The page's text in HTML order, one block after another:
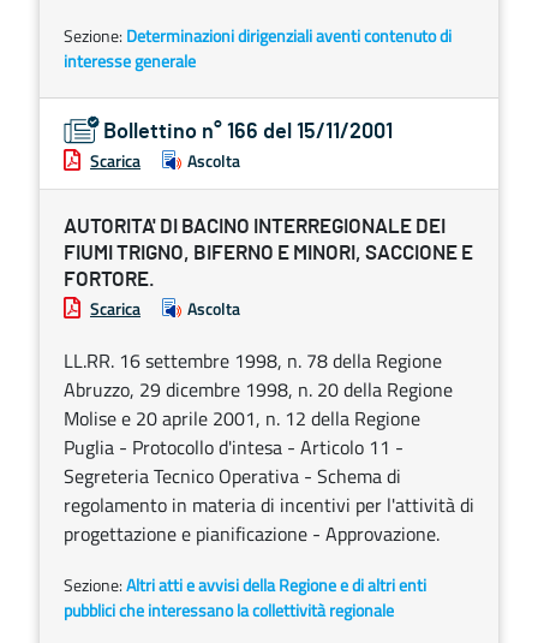
Sezione: Determinazioni dirigenziali aventi contenuto di
interesse generale
Bollettino n° 166 del 15/11/2001
Scarica Ascolta
AUTORITA' DI BACINO INTERREGIONALE DEI
FIUMI TRIGNO, BIFERNO E MINORI, SACCIONE E
FORTORE.
Scarica Ascolta
LL.RR. 16 settembre 1998, n. 78 della Regione
Abruzzo, 29 dicembre 1998, n. 20 della Regione
Molise e 20 aprile 2001, n. 12 della Regione
Puglia - Protocollo d'intesa - Articolo 11 -
Segreteria Tecnico Operativa - Schema di
regolamento in materia di incentivi per l'attività di
progettazione e pianificazione - Approvazione.
Sezione:Altri atti e avvisi della Regione e di altri enti
pubblici che interessano la collettività regionale